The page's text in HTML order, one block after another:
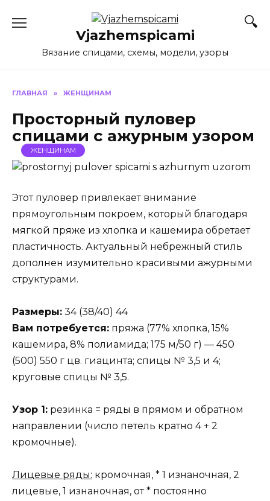
Vjazhemspicami
Вязание спицами, схемы, модели, узоры
ГЛАВНАЯ » ЖЕНЩИНАМ
Просторный пуловер
спицами с ажурным узором
ЖЕНЩИНАМ
Этот пуловер привлекает внимание
прямоугольным покроем, который благодаря
мягкой пряже из хлопка и кашемира обретает
пластичность. Актуальный небрежный стиль
дополнен изумительно красивыми ажурными
структурами.
Размеры: 34 (38/40) 44
Вам потребуется: пряжа (77% хлопка, 15%
кашемира, 8% полиамида; 175 м/50 г) — 450
(500) 550 г цв. гиацинта; спицы № 3,5 и 4;
круговые спицы № 3,5.
Узор 1: резинка = ряды в прямом и обратном
направлении (число петель кратно 4 + 2
кромочные).
Лицевые ряды: кромочная, * 1 изнаночная, 2
лицевые, 1 изнаночная, от * постоянно